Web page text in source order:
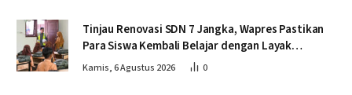
Tinjau Renovasi SDN 7 Jangka, Wapres Pastikan
Para Siswa Kembali Belajar dengan Layak
Pascabencana
Kamis, 6 Agustus 2026 0